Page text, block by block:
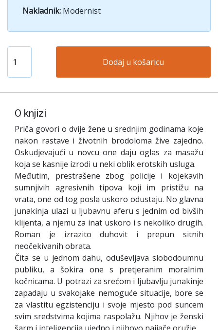
Nakladnik: Modernist
Dodaj u košaricu
O knjizi
Priča govori o dvije žene u srednjim godinama koje
nakon rastave i životnih brodoloma žive zajedno.
Oskudjevajući u novcu one daju oglas za masažu
koja se kasnije izrodi u neki oblik erotskih usluga.
Međutim, prestrašene zbog policije i kojekavih
sumnjivih agresivnih tipova koji im pristižu na
vrata, one od tog posla uskoro odustaju. No glavna
junakinja ulazi u ljubavnu aferu s jednim od bivših
klijenta, a njemu za inat uskoro i s nekoliko drugih.
Roman je izrazito duhovit i prepun sitnih
neočekivanih obrata.
Čita se u jednom dahu, oduševljava slobodoumnu
publiku, a šokira one s pretjeranim moralnim
kočnicama. U potrazi za srećom i ljubavlju junakinje
zapadaju u svakojake nemoguće situacije, bore se
za vlastitu egzistenciju i svoje mjesto pod suncem
svim sredstvima kojima raspolažu. Njihov je ženski